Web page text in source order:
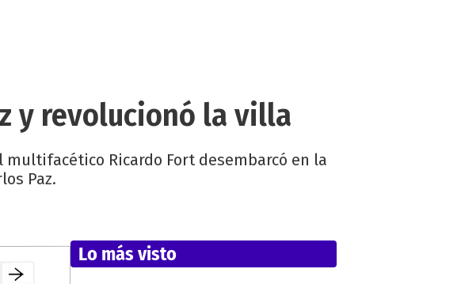
y revolucionó la villa
multifacético Ricardo Fort desembarcó en la
Paz.
Lo más visto